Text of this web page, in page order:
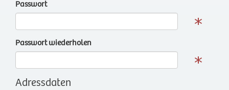
Passwort
Passwort wiederholen
Adressdaten